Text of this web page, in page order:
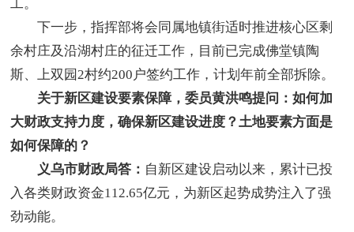
工。
下一步，指挥部将会同属地镇街适时推进核心区剩
余村庄及沿湖村庄的征迁工作，目前已完成佛堂镇陶
斯、上双园2村约200户签约工作，计划年前全部拆除。
关于新区建设要素保障，委员黄洪鸣提问：如何加
大财政支持力度，确保新区建设进度？土地要素方面是
如何保障的？
义乌市财政局答： 自新区建设启动以来，累计已投
入各类财政资金112.65亿元，为新区起势成势注入了强
劲动能。